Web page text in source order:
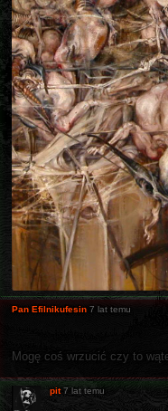
Pan Efilnikufesin 7 lat temu
Mogę coś wrzucić czy to
pit 7 lat temu